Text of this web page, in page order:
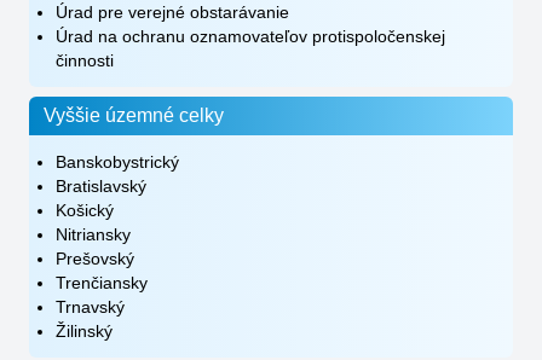
Úrad pre verejné obstarávanie
Úrad na ochranu oznamovateľov protispoločenskej
činnosti
Vyššie územné celky
Banskobystrický
Bratislavský
Košický
Nitriansky
Prešovský
Trenčiansky
Trnavský
Žilinský